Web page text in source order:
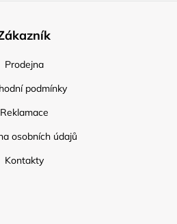
Prodejna
podmínky
Reklamace
osobních údajů
Kontakty